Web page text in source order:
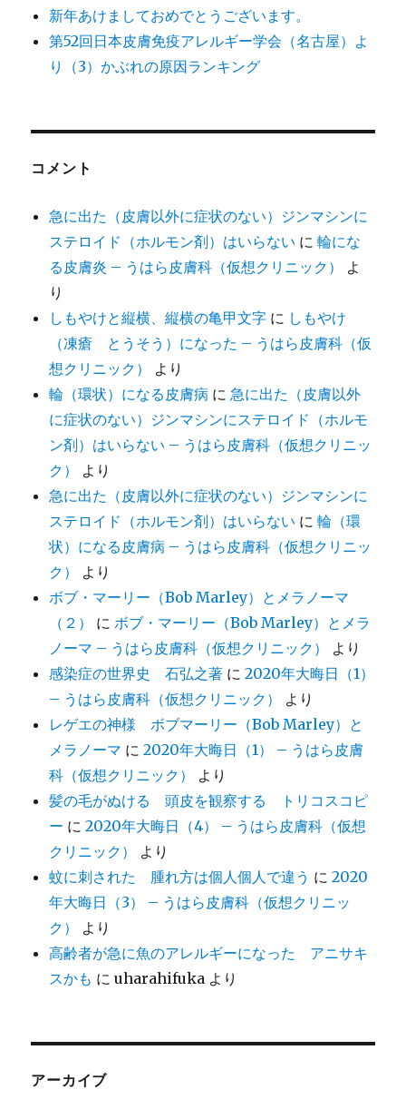
新年あけましておめでとうございます。
第52回日本皮膚免疫アレルギー学会（名古屋）よ
り（3）かぶれの原因ランキング
コメント
急に出た（皮膚以外に症状のない）ジンマシンに
ステロイド（ホルモン剤）はいらない に輪にな
る皮膚炎 – うはら皮膚科（仮想クリニック）
よ
り
しもやけと縦横、縦横の亀甲文字 に しもやけ
（凍瘡 とうそう）になった – うはら皮膚科（仮
想クリニック）
より
輪（環状）になる皮膚病 に 急に出た（皮膚以外
に症状のない）ジンマシンにステロイド（ホルモ
ン剤）はいらない – うはら皮膚科（仮想クリニッ
ク）
より
急に出た（皮膚以外に症状のない）ジンマシンに
ステロイド（ホルモン剤）はいらない に輪（環
状）になる皮膚病 – うはら皮膚科（仮想クリニッ
ク）
より
ボブ・マーリー（Bob Marley）とメラノーマ
（２）
に ボブ・マーリー（Bob Marley）とメラ
ノーマ – うはら皮膚科（仮想クリニック）
より
感染症の世界史 石弘之著 に2020年大晦日（1）
– うはら皮膚科（仮想クリニック）
より
レゲエの神様 ボブマーリー（Bob Marley）と
メラノーマ に2020年大晦日（1） – うはら皮膚
科（仮想クリニック）
より
髪の毛がぬける 頭皮を観察する トリコスコピ
ー に2020年大晦日（4） – うはら皮膚科（仮想
クリニック）
より
蚊に刺された 腫れ方は個人個人で違う に2020
年大晦日（3） – うはら皮膚科（仮想クリニッ
ク）
より
高齢者が急に魚のアレルギーになった アニサキ
スかも にuharahifuka より
アーカイブ